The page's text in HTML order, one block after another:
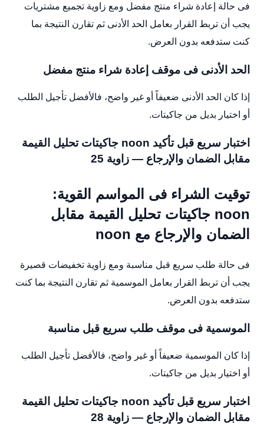
فى حالة إعادة شراء منتج مفضل ومع زاوية تجميع مشتريات
يجب أن تربط القرار بعامل الحد الأدنى ثم تقارن النتيجة بما
كنت ستدفعه بدون العرض.
الحد الأدنى فى موقف إعادة شراء منتج مفضل
إذا كان الحد الأدنى ضعيفاً أو غير واضح، فالأفضل تأجيل الطلب
أو اختيار بديل من جاكيتات.
اختبار سريع قبل تأكيد noon جاكيتات تحليل القيمة
مقابل الضمان والإرجاع — زاوية 25
توقيت الشراء فى المواسم القوية:
noon جاكيتات تحليل القيمة مقابل
الضمان والإرجاع مع noon
فى حالة طلب سريع قبل مناسبة ومع زاوية تخفيضات قصيرة
يجب أن تربط القرار بعامل الموسمية ثم تقارن النتيجة بما كنت
ستدفعه بدون العرض.
الموسمية فى موقف طلب سريع قبل مناسبة
إذا كان الموسمية ضعيفاً أو غير واضح، فالأفضل تأجيل الطلب
أو اختيار بديل من جاكيتات.
اختبار سريع قبل تأكيد noon جاكيتات تحليل القيمة
مقابل الضمان والإرجاع — زاوية 28